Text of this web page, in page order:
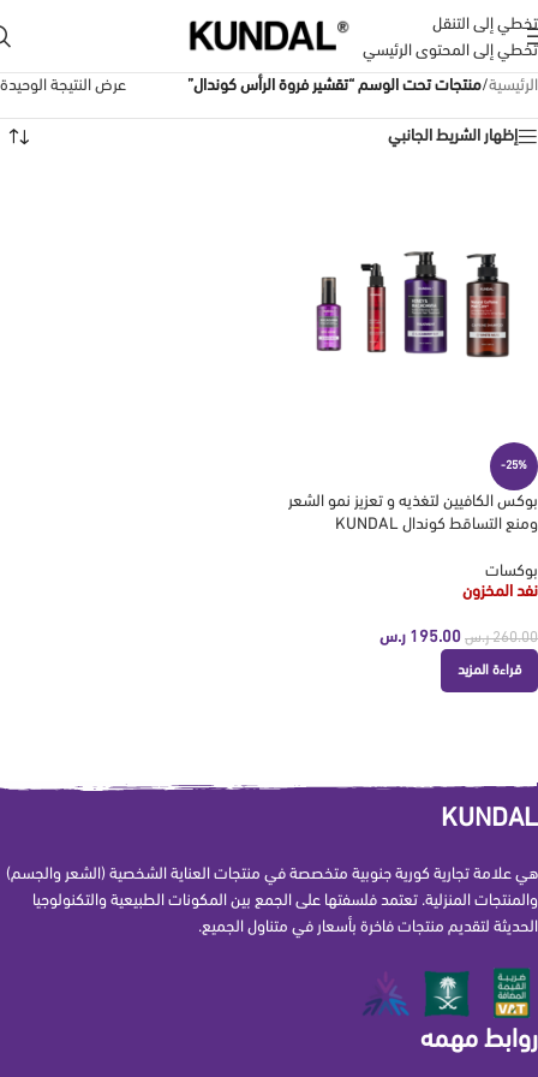
تخطي إلى التنقل
تخطي إلى المحتوى الرئيسي
الرئيسية/منتجات تحت الوسم “تقشير فروة الرأس كوندال” عرض النتيجة الوحيدة
إظهار الشريط الجانبي
-25%
بوكس الكافيين لتغذيه و تعزيز نمو الشعر
ومنع التساقط كوندال KUNDAL
بوكسات
نفد المخزون
260.00 ر.س 195.00 ر.س
قراءة المزيد
KUNDAL
هي علامة تجارية كورية جنوبية متخصصة في منتجات العناية الشخصية (الشعر والجسم)
والمنتجات المنزلية. تعتمد فلسفتها على الجمع بين المكونات الطبيعية والتكنولوجيا
الحديثة لتقديم منتجات فاخرة بأسعار في متناول الجميع.
روابط مهمه